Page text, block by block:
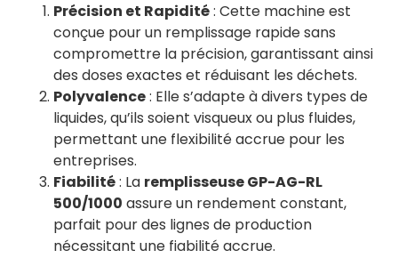
Précision et Rapidité: Cette machine est
conçue pour un remplissage rapide sans
compromettre la précision, garantissant ainsi
des doses exactes et réduisant les déchets.
Polyvalence: Elle s’adapte à divers types de
liquides, qu’ils soient visqueux ou plus fluides,
permettant une flexibilité accrue pour les
entreprises.
Fiabilité: La remplisseuse GP-AG-RL
500/1000 assure un rendement constant,
parfait pour des lignes de production
nécessitant une fiabilité accrue.